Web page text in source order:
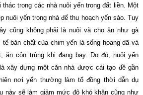
trong các nhà nuôi yến trong đất liền. Một
nuôi yến trong nhà để thu hoạch yến sào. Tuy
cũng không phải là nuôi và cho ăn như gà
bản chất của chim yến là sống hoang dã và
ăn côn trùng khi đang bay. Do đó, nuôi yến
xây dựng một căn nhà được cải tạo đề gần
nơi yến thường làm tổ đồng thời dẫn dụ
này sẽ làm giảm mức độ khó khăn cũng như